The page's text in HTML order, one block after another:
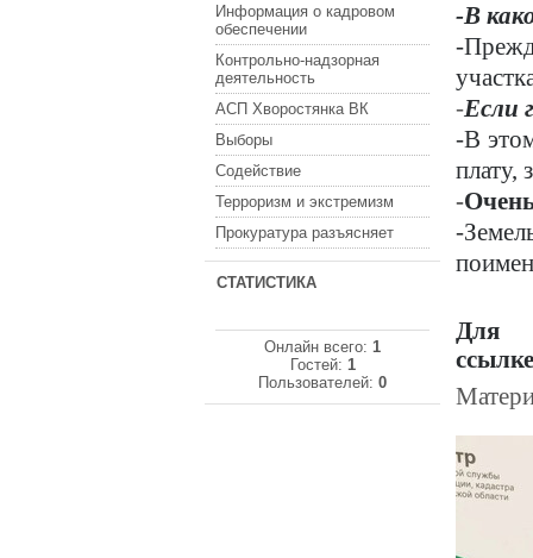
Информация о кадровом
обеспечении
Контрольно-надзорная
деятельность
АСП Хворостянка ВК
Выборы
Содействие
Терроризм и экстремизм
Прокуратура разъясняет
СТАТИСТИКА
Онлайн всего: 1
Гостей: 1
Пользователей: 0
-В
-
-Если
-В
плату,
-
-
Для